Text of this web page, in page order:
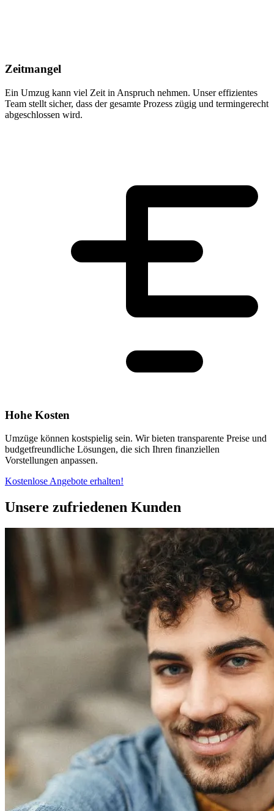
Zeitmangel
Ein Umzug kann viel Zeit in Anspruch nehmen. Unser effizientes
Team stellt sicher, dass der gesamte Prozess zügig und termingerecht
abgeschlossen wird.
Hohe Kosten
Umzüge können kostspielig sein. Wir bieten transparente Preise und
budgetfreundliche Lösungen, die sich Ihren finanziellen
Vorstellungen anpassen.
Kostenlose Angebote erhalten!
Unsere zufriedenen Kunden